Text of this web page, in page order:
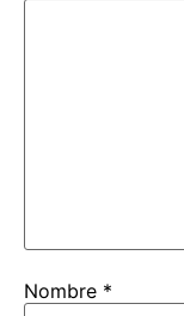
Nombre *